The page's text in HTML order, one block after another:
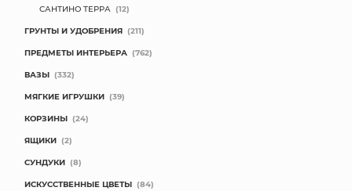
САНТИНО ТЕРРА (12)
ГРУНТЫ И УДОБРЕНИЯ (211)
ПРЕДМЕТЫ ИНТЕРЬЕРА (762)
ВАЗЫ (332)
МЯГКИЕ ИГРУШКИ (39)
КОРЗИНЫ (24)
ЯЩИКИ (2)
СУНДУКИ (8)
ИСКУССТВЕННЫЕ ЦВЕТЫ (84)